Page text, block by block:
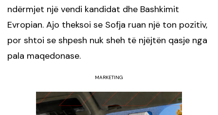
ndërmjet një vendi kandidat dhe Bashkimit
Evropian. Ajo theksoi se Sofja ruan një ton pozitiv,
por shtoi se shpesh nuk sheh të njëjtën qasje nga
pala maqedonase.
MARKETING